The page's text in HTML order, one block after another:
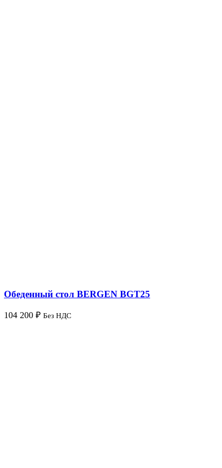
Обеденный стол BERGEN BGT25
104 200 ₽ Без НДС